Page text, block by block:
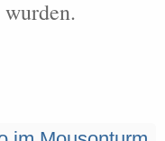
wurden.